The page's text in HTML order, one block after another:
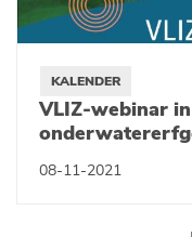
KALENDER
VLIZ-webinar
08-11-2021